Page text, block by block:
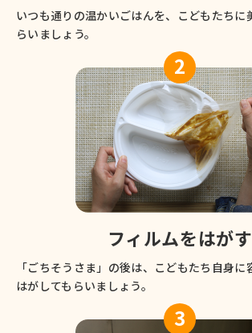
いつも通りの温かいごはんを、こどもたちに
らいましょう。
2
フィルムをはがす
「ごちそうさま」の後は、こどもたち自身
はがしてもらいましょう。
3